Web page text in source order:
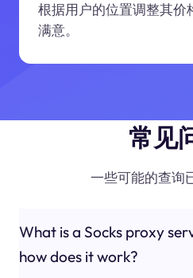
根据用户的位置调整其价
满意。
常见
一些可能的查询
What is a Socks proxy
how does it work?